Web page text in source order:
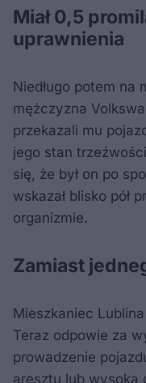
Miał 0,5
uprawnienia
Niedługo potem na
mężczyzna
przekazali mu
jego stan
się, że był on po
wskazał blisko pół
organizmie.
Zamiast
Mieszkaniec
Teraz odpowie za
prowadzenie
aresztu lub wysoka